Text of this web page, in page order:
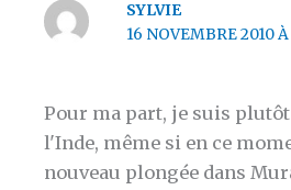
SYLVIE
16 NOVEMBRE 2010 À
Pour ma part, je suis
l'Inde, même si en ce
nouveau plongée dans